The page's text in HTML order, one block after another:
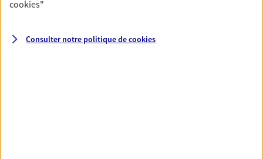
Anticipez les imprévus et sécurisez votre futur grâce à
dans vos projets de vie en privilégiant une relation de
cookies"
Consulter notre politique decookies